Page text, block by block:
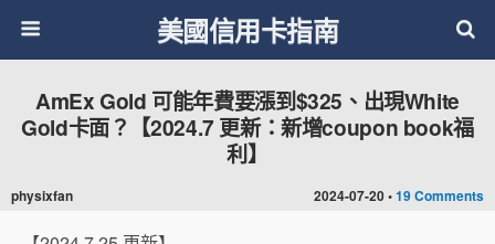
美國信用卡指南
2024-07-20 •19 Comments
AmEx Gold 可能年費要漲到$325、出現White
Gold卡面？【2024.7 更新：新增coupon book福
利】
physixfan